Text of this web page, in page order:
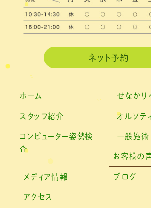
ネット予約
ホーム せなかリ
スタッフ紹介 オルソテ
コンピューター姿勢検
査
一般施術
お客様の
メディア情報 ブログ
アクセス